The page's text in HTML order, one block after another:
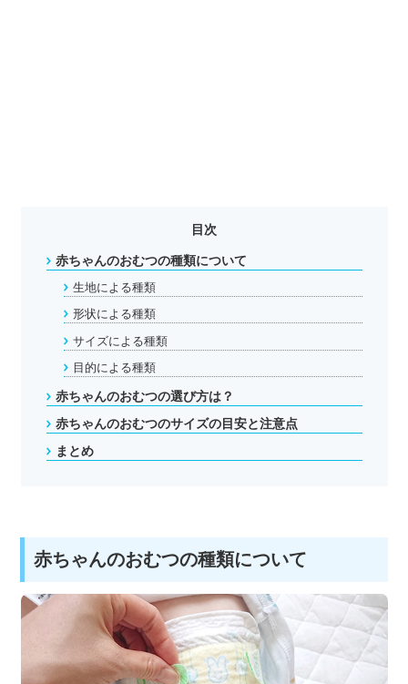
目次
赤ちゃんのおむつの種類について
生地による種類
形状による種類
サイズによる種類
目的による種類
赤ちゃんのおむつの選び方は？
赤ちゃんのおむつのサイズの目安と注意点
まとめ
赤ちゃんのおむつの種類について